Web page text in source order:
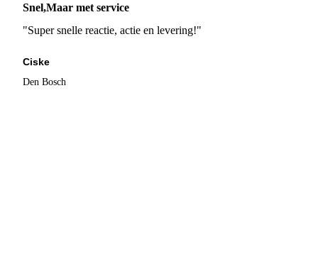
Snel,Maar met service
"Super snelle reactie, actie en levering!"
Ciske
Den Bosch